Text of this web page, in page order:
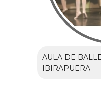
AULA DE
IBIRAPUERA